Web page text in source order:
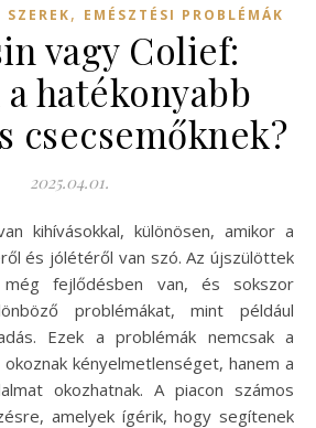
, EMÉSZTÉSI PROBLÉMÁK
vagy Colief:
hatékonyabb
csecsemőknek?
2025.04.01.
és jólétéről van szó. Az újszülöttek
még fejlődésben van, és sokszor
problémákat, mint például
Ezek a problémák nemcsak a
kényelmetlenséget, hanem a
okozhatnak. A piacon számos
amelyek ígérik, hogy segítenek